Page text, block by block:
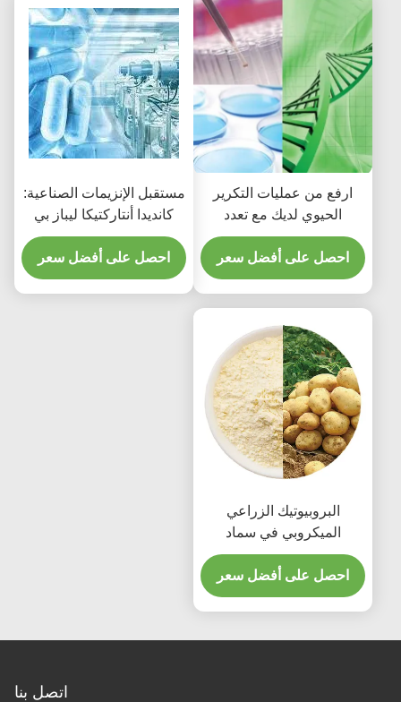
ارفع من عمليات التكرير
الحيوي لديك مع تعدد
استخدامات تقنية إنزيم
CALB
احصل على أفضل سعر
مستقبل الإنزيمات الصناعية:
كانديدا أنتاركتيكا ليباز بي
كمحرك رئيسي للابتكار
احصل على أفضل سعر
البروبيوتيك الزراعي
الميكروبي في سماد
المحاصيل ومعالجة التربة
احصل على أفضل سعر
اتصل بنا